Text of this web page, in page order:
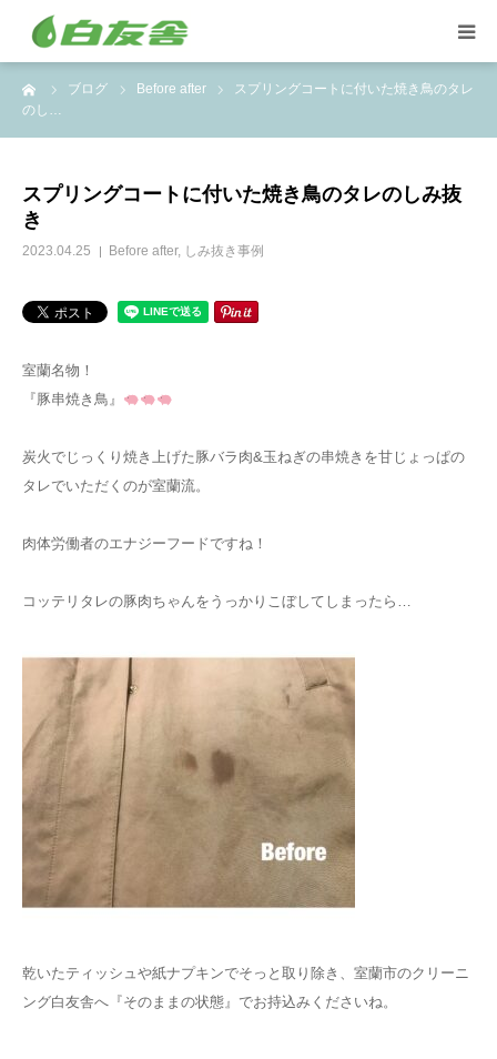
ブログ Before after
スプリングコートに付いた焼き鳥のタレ
のし…
スプリングコートに付いた焼き鳥のタレのしみ抜
き
2023.04.25 Before after, しみ抜き事例
室蘭名物！
『豚串焼き鳥』
炭火でじっくり焼き上げた豚バラ肉&玉ねぎの串焼きを甘じょっぱの
タレでいただくのが室蘭流。
肉体労働者のエナジーフードですね！
コッテリタレの豚肉ちゃんをうっかりこぼしてしまったら…
乾いたティッシュや紙ナプキンでそっと取り除き、室蘭市のクリーニ
ング白友舎へ『そのままの状態』でお持込みくださいね。
集配サービス